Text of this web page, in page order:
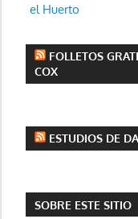
el Huerto
FOLLETOS
COX
ESTUDIOS DE
SOBRE ESTE SITIO